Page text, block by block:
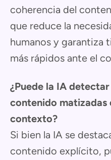
coherencia del
que reduce la
humanos y garantiza
más rápidos ante el
¿Puede la IA
contenido matizadas
contexto?
Si bien la IA se
contenido explícito,